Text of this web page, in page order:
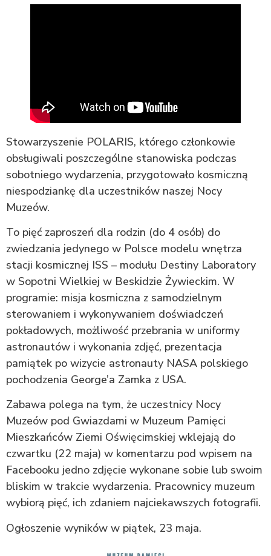
Stowarzyszenie POLARIS, którego członkowie
obsługiwali poszczególne stanowiska podczas
sobotniego wydarzenia, przygotowało kosmiczną
niespodziankę dla uczestników naszej Nocy
Muzeów.
To pięć zaproszeń dla rodzin (do 4 osób) do
zwiedzania jedynego w Polsce modelu wnętrza
stacji kosmicznej ISS – modułu Destiny Laboratory
w Sopotni Wielkiej w Beskidzie Żywieckim. W
programie: misja kosmiczna z samodzielnym
sterowaniem i wykonywaniem doświadczeń
pokładowych, możliwość przebrania w uniformy
astronautów i wykonania zdjęć, prezentacja
pamiątek po wizycie astronauty NASA polskiego
pochodzenia George’a Zamka z USA.
Zabawa polega na tym, że uczestnicy Nocy
Muzeów pod Gwiazdami w Muzeum Pamięci
Mieszkańców Ziemi Oświęcimskiej wklejają do
czwartku (22 maja) w komentarzu pod wpisem na
Facebooku jedno zdjęcie wykonane sobie lub swoim
bliskim w trakcie wydarzenia. Pracownicy muzeum
wybiorą pięć, ich zdaniem najciekawszych fotografii.
Ogłoszenie wyników w piątek, 23 maja.